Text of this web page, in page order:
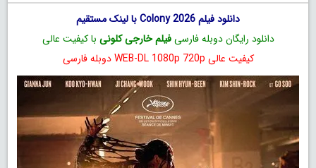
دانلود فیلم Colony 2026 با لینک مستقیم
دانلود رایگان دوبله فارسیفیلم خارجی کلونی با کیفیت عالی
کیفیت عالی WEB-DL 1080p 720p دوبله فارسی